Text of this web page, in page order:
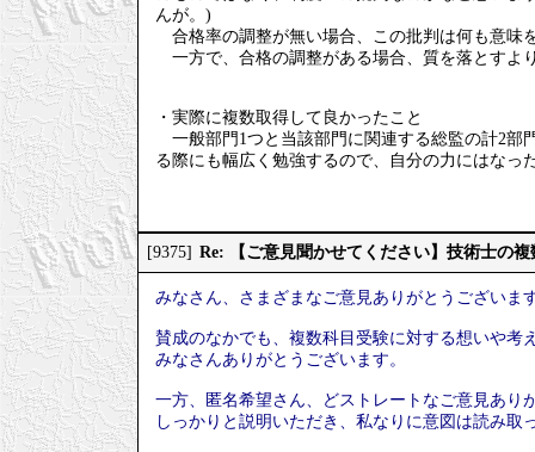
んが。)
合格率の調整が無い場合、この批判は何も意味
一方で、合格の調整がある場合、質を落とすよ
・実際に複数取得して良かったこと
一般部門1つと当該部門に関連する総監の計2部
る際にも幅広く勉強するので、自分の力にはなっ
[9375] Re: 【ご意見聞かせてください】技術士の
みなさん、さまざまなご意見ありがとうございま
賛成のなかでも、複数科目受験に対する想いや考
みなさんありがとうございます。
一方、匿名希望さん、どストレートなご意見あり
しっかりと説明いただき、私なりに意図は読み取